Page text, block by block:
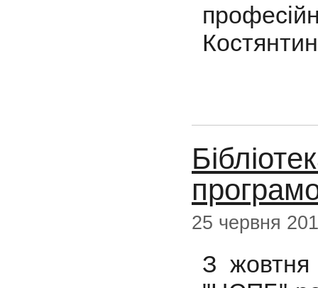
25 червня
З жовтня